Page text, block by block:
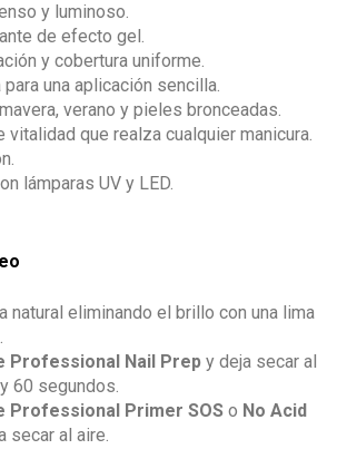
y luminoso.
de efecto gel.
y cobertura uniforme.
una aplicación sencilla.
verano y pieles bronceadas.
vitalidad que realza cualquier manicura.
lámparas UV y LED.
natural eliminando el brillo con una lima
Professional Nail Prep y deja secar al
60 segundos.
Professional Primer SOS o No Acid
secar al aire.